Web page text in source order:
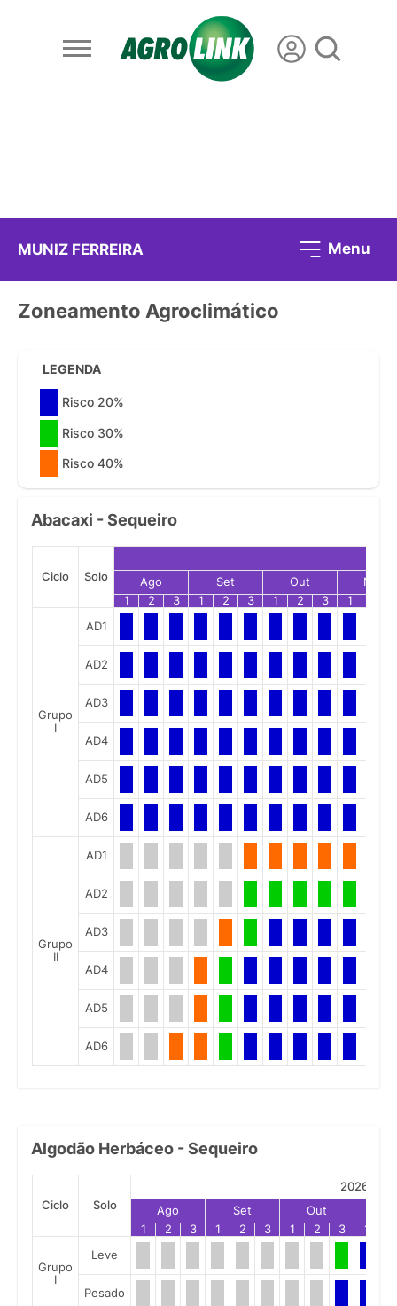
MUNIZ FERREIRA Menu
Zoneamento Agroclimático
LEGENDA
Risco 20%
Risco 30%
Risco 40%
Abacaxi - Sequeiro
Ciclo Solo Ago Set Out
Nov
1
2 3 1 2 3 1 2 3 1
Grupo
I
AD1
AD2
AD3
AD4
AD5
AD6
Grupo
II
AD1
AD2
AD3
AD4
AD5
AD6
Algodão Herbáceo - Sequeiro
Ciclo Solo
2026
Ago
Set Out
1
2 3 1 2 3 1 2 3 1
Grupo
I
Leve
Pesado